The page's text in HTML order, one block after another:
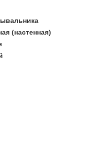
(настенная)